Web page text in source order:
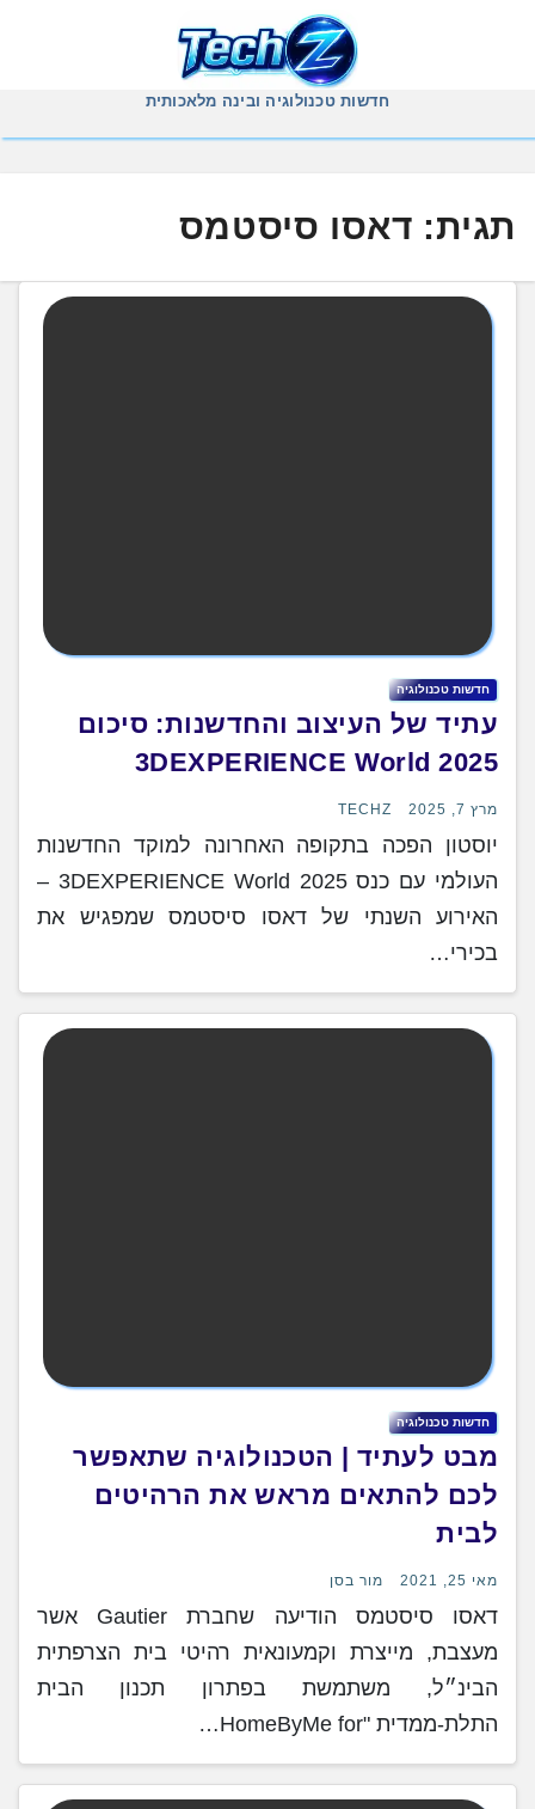
חדשות טכנולוגיה ובינה מלאכותית
תגית: דאסו סיסטמס
חדשות טכנולוגיה
עתיד של העיצוב והחדשנות: סיכום
3DEXPERIENCE World 2025
מרץ 7, 2025 TECHZ
יוסטון הפכה בתקופה האחרונה למוקד החדשנות
העולמי עם כנס 3DEXPERIENCE World 2025 –
האירוע השנתי של דאסו סיסטמס שמפגיש את
בכירי…
חדשות טכנולוגיה
מבט לעתיד | הטכנולוגיה שתאפשר
לכם להתאים מראש את הרהיטים
לבית
מאי 25, 2021 מור בסן
דאסו סיסטמס הודיעה שחברת Gautier אשר
מעצבת, מייצרת וקמעונאית רהיטי בית הצרפתית
הבינ״ל, משתמשת בפתרון תכנון הבית
התלת-ממדית "HomeByMe for…